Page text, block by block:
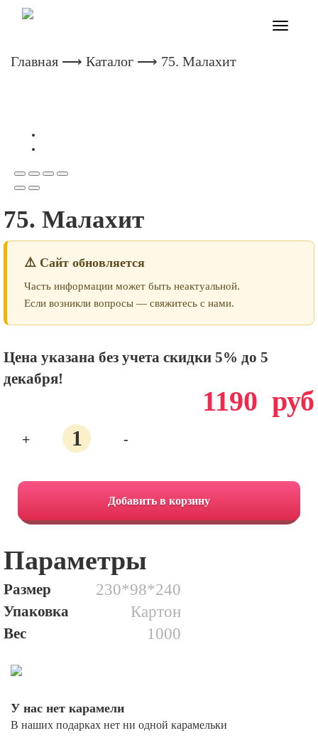
Toggle
Главная ⟶ Каталог ⟶ 75. Малахит
75. Малахит
⚠️ Сайт обновляется
Часть информации может быть неактуальной.
Если возникли вопросы — свяжитесь с нами.
Цена указана без учета скидки 5% до 5
декабря!
1190 руб
+ Количество -
Добавить в корзину
Параметры
Размер 230*98*240
Упаковка Картон
Вес 1000
У нас нет карамели
В наших подарках нет ни одной карамельки